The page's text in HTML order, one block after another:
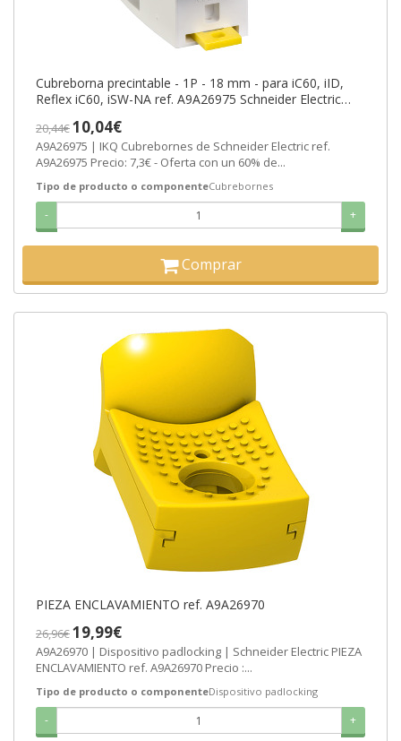
Cubreborna precintable - 1P - 18 mm - para iC60, iID,
Reflex iC60, iSW-NA ref. A9A26975 Schneider Electric
20,44€10,04€
A9A26975 | IKQ Cubrebornes de Schneider Electric ref.
A9A26975 Precio: 7,3€ - Oferta con un 60% de...
Tipo de producto o componenteCubrebornes
- +
Comprar
PIEZA ENCLAVAMIENTO ref. A9A26970
26,96€19,99€
A9A26970 | Dispositivo padlocking | Schneider Electric PIEZA
ENCLAVAMIENTO ref. A9A26970 Precio :...
Tipo de producto o componenteDispositivo padlocking
- +